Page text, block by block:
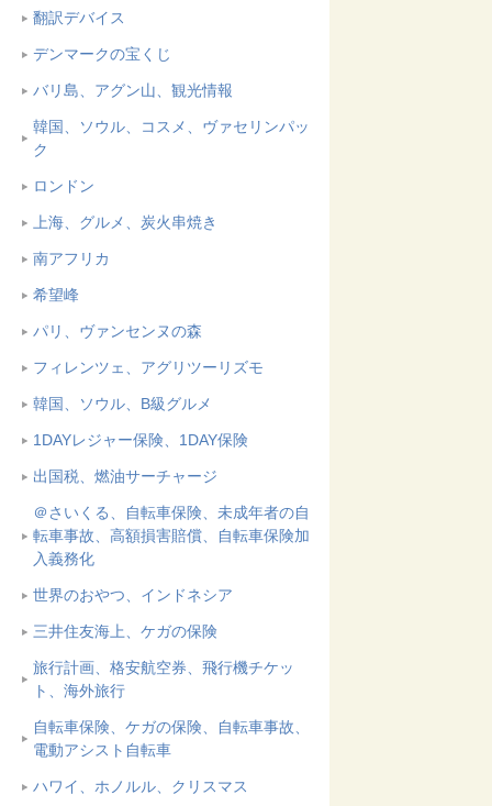
翻訳デバイス
デンマークの宝くじ
バリ島、アグン山、観光情報
韓国、ソウル、コスメ、ヴァセリンパッ
ク
ロンドン
上海、グルメ、炭火串焼き
南アフリカ
希望峰
パリ、ヴァンセンヌの森
フィレンツェ、アグリツーリズモ
韓国、ソウル、B級グルメ
1DAYレジャー保険、1DAY保険
出国税、燃油サーチャージ
＠さいくる、自転車保険、未成年者の自
転車事故、高額損害賠償、自転車保険加
入義務化
世界のおやつ、インドネシア
三井住友海上、ケガの保険
旅行計画、格安航空券、飛行機チケッ
ト、海外旅行
自転車保険、ケガの保険、自転車事故、
電動アシスト自転車
ハワイ、ホノルル、クリスマス